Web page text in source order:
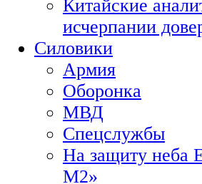
Китайские
исчерпании
Силовики
Армия
Оборонка
МВД
Спецслужбы
На защиту неба
М2»